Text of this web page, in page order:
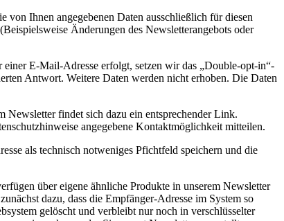
Ihnen angegebenen Daten ausschließlich für diesen
Änderungen des Newsletterangebots oder
E-Mail-Adresse erfolgt, setzen wir das „Double-opt-in“-
Antwort. Weitere Daten werden nicht erhoben. Die Daten
findet sich dazu ein entsprechender Link.
angegebene Kontaktmöglichkeit mitteilen.
als technisch notweniges Pfichtfeld speichern und die
über eigene ähnliche Produkte in unserem Newsletter
dazu, dass die Empfänger-Adresse im System so
gelöscht und verbleibt nur noch in verschlüsselter